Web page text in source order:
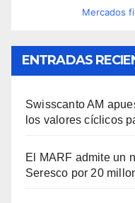
Mercados
ENTRADAS
Swisscanto AM
los valores cíclicos
El MARF admite un
Seresco por 20